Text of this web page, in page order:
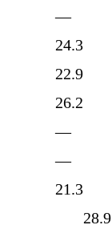
—
24.3
22.9
26.2
—
—
21.3
28.9